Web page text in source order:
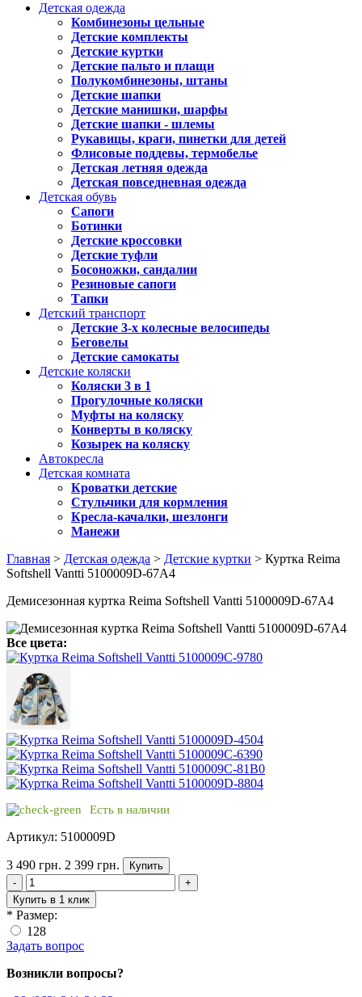
Детская одежда
Комбинезоны цельные
Детские комплекты
Детские куртки
Детские пальто и плащи
Полукомбинезоны, штаны
Детские шапки
Детские манишки, шарфы
Детские шапки - шлемы
Рукавицы, краги, пинетки для детей
Флисовые поддевы, термобелье
Детская летняя одежда
Детская повседневная одежда
Детская обувь
Сапоги
Ботинки
Детские кроссовки
Детские туфли
Босоножки, сандалии
Резиновые сапоги
Тапки
Детский транспорт
Детские 3-х колесные велосипеды
Беговелы
Детские самокаты
Детские коляски
Коляски 3 в 1
Прогулочные коляски
Муфты на коляску
Конверты в коляску
Козырек на коляску
Автокресла
Детская комната
Кроватки детские
Стульчики для кормления
Кресла-качалки, шезлонги
Манежи
Главная > Детская одежда > Детские куртки > Куртка Reima
Softshell Vantti 5100009D-67A4
Демисезонная куртка Reima Softshell Vantti 5100009D-67A4
Все цвета:
Есть в наличии
Артикул: 5100009D
3 490 грн. 2 399 грн.
Купить
-
+
Купить в 1 клик
* Размер:
128
Задать вопрос
Возникли вопросы?